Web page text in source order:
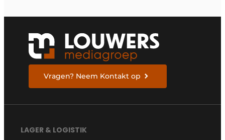
Vragen? Neem Kontakt op
LAGER & LOGISTIK